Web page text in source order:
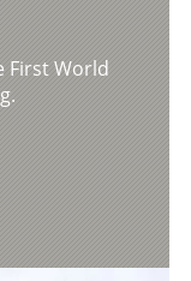
First World